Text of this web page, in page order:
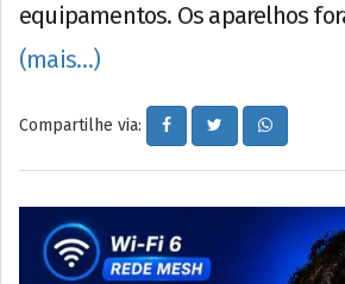
equipamentos. Os aparelhos
(mais…)
Compartilhe via: